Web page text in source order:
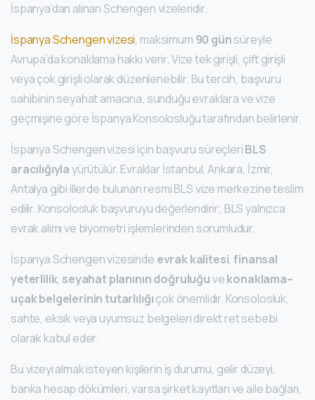
İspanya’dan alınan Schengen vizeleridir.
İspanya Schengen vizesi, maksimum 90 günsüreyle
Avrupa’da konaklama hakkı verir. Vize tek girişli, çift girişli
veya çok girişli olarak düzenlenebilir. Bu tercih, başvuru
sahibinin seyahat amacına, sunduğu evraklara ve vize
geçmişine göre İspanya Konsolosluğu tarafından belirlenir.
İspanya Schengen vizesi için başvuru süreçleriBLS
aracılığıylayürütülür. Evraklar İstanbul, Ankara, İzmir,
Antalya gibi illerde bulunan resmi BLS vize merkezine teslim
edilir. Konsolosluk başvuruyu değerlendirir; BLS yalnızca
evrak alımı ve biyometri işlemlerinden sorumludur.
İspanya Schengen vizesinde evrak kalitesi,finansal
yeterlilik, seyahat planının doğruluğuvekonaklama–
uçak belgelerinin tutarlılığıçok önemlidir. Konsolosluk,
sahte, eksik veya uyumsuz belgeleri direkt ret sebebi
olarak kabul eder.
Bu vizeyi almak isteyen kişilerin iş durumu, gelir düzeyi,
banka hesap dökümleri, varsa şirket kayıtları ve aile bağları,